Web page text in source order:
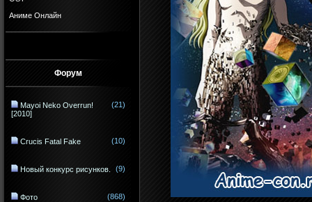
Аниме Онлайн
Форум
Mayoi Neko Overrun!
[2010]
(21)
Crucis Fatal Fake (10)
Новый конкурс рисунков. (9)
Фото (868)